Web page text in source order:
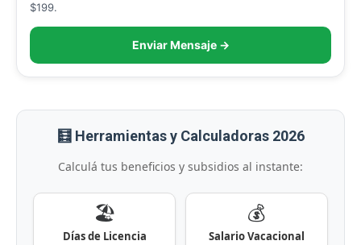
$199.
Enviar Mensaje →
🧮 Herramientas y Calculadoras 2026
Calculá tus beneficios y subsidios al instante:
🏖️
Días de Licencia
💰
Salario Vacacional